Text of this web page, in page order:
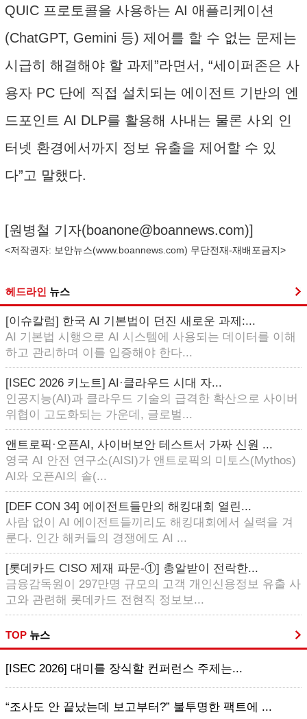
QUIC 프로토콜을 사용하는 AI 애플리케이션
(ChatGPT, Gemini 등) 제어를 할 수 없는 문제는
시급히 해결해야 할 과제”라면서, “세이퍼존은 사
용자 PC 단에 직접 설치되는 에이전트 기반의 엔
드포인트 AI DLP를 활용해 사내는 물론 사외 인
터넷 환경에서까지 정보 유출을 제어할 수 있
다”고 말했다.
[원병철 기자(boanone@boannews.com)]
<저작권자: 보안뉴스(www.boannews.com) 무단전재-재배포금지>
헤드라인 뉴스
[이슈칼럼] 한국 AI 기본법이 던진 새로운 과제:...
AI 기본법 시행으로 AI 시스템에 사용되는 데이터를 이해
하고 관리하며 이를 입증해야 한다...
[ISEC 2026 키노트] AI·클라우드 시대 자...
인공지능(AI)과 클라우드 기술의 급격한 확산으로 사이버
위협이 고도화되는 가운데, 글로벌...
앤트로픽·오픈AI, 사이버보안 테스트서 가짜 신원 ...
영국 AI 안전 연구소(AISI)가 앤트로픽의 미토스(Mythos)
AI와 오픈AI의 솔(...
[DEF CON 34] 에이전트들만의 해킹대회 열린...
사람 없이 AI 에이전트들끼리도 해킹대회에서 실력을 겨
룬다. 인간 해커들의 경쟁에도 AI ...
[롯데카드 CISO 제재 파문-①] 총알받이 전락한...
금융감독원이 297만명 규모의 고객 개인신용정보 유출 사
고와 관련해 롯데카드 전현직 정보보...
TOP 뉴스
[ISEC 2026] 대미를 장식할 컨퍼런스 주제는...
“조사도 안 끝났는데 보고부터?” 불투명한 팩트에 ...